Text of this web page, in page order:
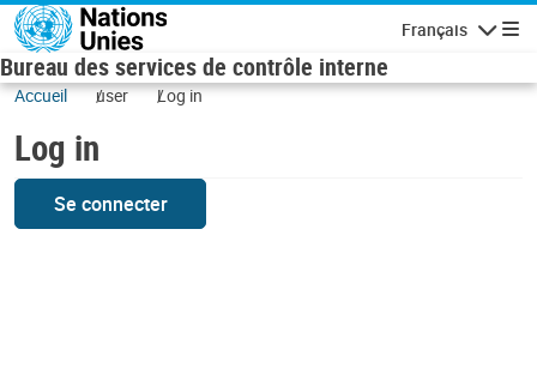
Skip to main content
Français
Bureau des services de contrôle interne
Accueil user Log in
Log in
Se connecter